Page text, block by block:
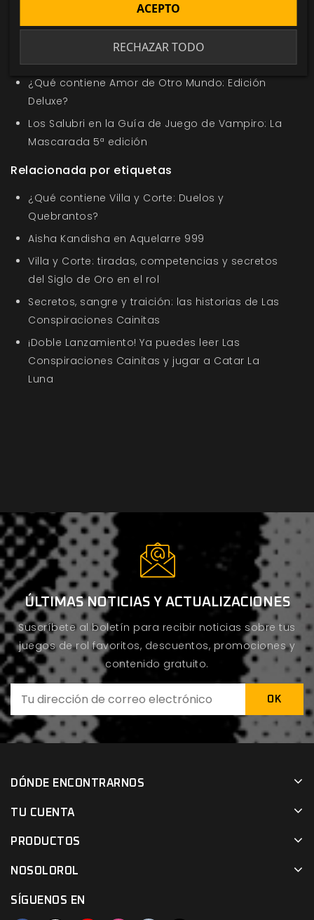
Pack Wraith en la Oferta de la Semana
¿Qué contiene Amor de Otro Mundo: Edición
Deluxe?
Los Salubri en la Guía de Juego de Vampiro: La
Mascarada 5ª edición
Relacionada por etiquetas
¿Qué contiene Villa y Corte: Duelos y
Quebrantos?
Aisha Kandisha en Aquelarre 999
Villa y Corte: tiradas, competencias y secretos
del Siglo de Oro en el rol
Secretos, sangre y traición: las historias de Las
Conspiraciones Cainitas
¡Doble Lanzamiento! Ya puedes leer Las
Conspiraciones Cainitas y jugar a Catar La
Luna
ÚLTIMAS NOTICIAS Y ACTUALIZACIONES
Suscríbete al boletín para recibir noticias sobre tus
juegos de rol favoritos, descuentos, promociones y
contenido gratuito.
DÓNDE ENCONTRARNOS
TU CUENTA
PRODUCTOS
NOSOLOROL
SÍGUENOS EN
RECHAZAR TODO
ACEPTO